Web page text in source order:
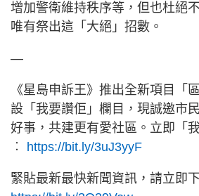
增加警衛維持秩序等，但也杜絕
唯有祭出這「大絕」招數。
—
《星島申訴王》推出全新項目「
設「我要讚佢」欄目，現誠邀市
好事，共建更有愛社區。立即「我
︰
https://bit.ly/3uJ3yyF
緊貼最新最快新聞資訊，請立即